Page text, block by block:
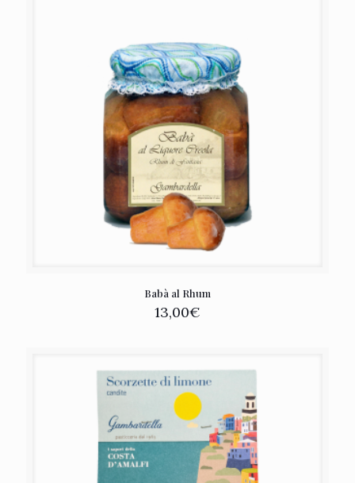
Babà al Rhum
13,00€